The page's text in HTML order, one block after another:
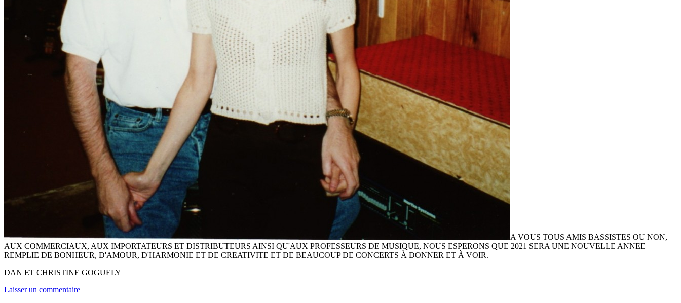
A VOUS TOUS AMIS BASSISTES OU NON,
AUX COMMERCIAUX, AUX IMPORTATEURS ET DISTRIBUTEURS AINSI QU'AUX PROFESSEURS DE MUSIQUE, NOUS ESPERONS QUE 2021 SERA UNE NOUVELLE ANNEE
REMPLIE DE BONHEUR, D'AMOUR, D'HARMONIE ET DE CREATIVITE ET DE BEAUCOUP DE CONCERTS À DONNER ET À VOIR.
DAN ET CHRISTINE GOGUELY
Laisser un commentaire